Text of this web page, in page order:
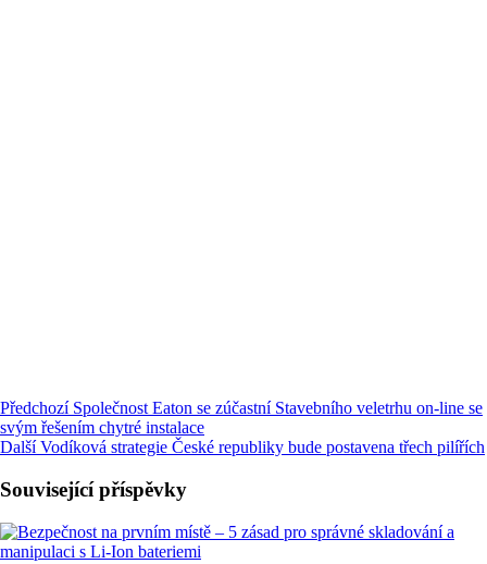
Předchozí Společnost Eaton se zúčastní Stavebního veletrhu on-line se
svým řešením chytré instalace
Další Vodíková strategie České republiky bude postavena třech pilířích
Související příspěvky